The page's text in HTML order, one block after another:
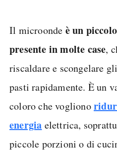
Il microonde è un
presente in molte case,
riscaldare e scongelare
pasti rapidamente. È un
coloro che vogliono
energia elettrica,
piccole porzioni o di